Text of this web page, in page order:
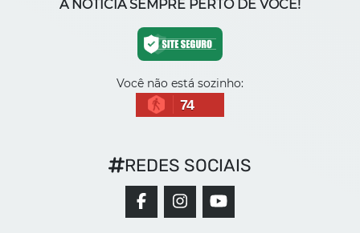
A NOTÍCIA SEMPRE PERTO DE VOCÊ!
Você não está sozinho:
74
REDES SOCIAIS